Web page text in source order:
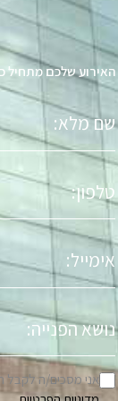
האירוע שלכם מתחיל
מלא
טלפון
אימייל
הפניה
אני מסכים/ה לקבל